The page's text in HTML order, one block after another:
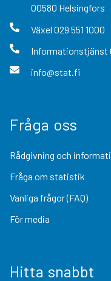
00580 Helsingfors
Växel 029 551 1000
Informationstjänst
info@stat.fi
Fråga oss
Rådgivning och
Fråga om statistik
Vanliga frågor (FAQ)
För media
Hitta snabbt